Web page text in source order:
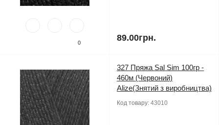
0 89.00грн.
327 Пряжа Sal Sim 100гр -
460м (Червоний)
Alize(Знятий з виробництва)
Код товару: 43010